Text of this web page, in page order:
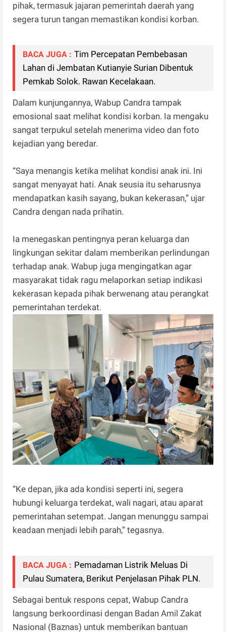
pihak, termasuk jajaran pemerintah daerah yang
segera turun tangan memastikan kondisi korban.
BACA JUGA : Tim Percepatan Pembebasan
Lahan di Jembatan Kutianyie Surian Dibentuk
Pemkab Solok. Rawan Kecelakaan.
Dalam kunjungannya, Wabup Candra tampak
emosional saat melihat kondisi korban. Ia mengaku
sangat terpukul setelah menerima video dan foto
kejadian yang beredar.
“Saya menangis ketika melihat kondisi anak ini. Ini
sangat menyayat hati. Anak seusia itu seharusnya
mendapatkan kasih sayang, bukan kekerasan,” ujar
Candra dengan nada prihatin.
Ia menegaskan pentingnya peran keluarga dan
lingkungan sekitar dalam memberikan perlindungan
terhadap anak. Wabup juga mengingatkan agar
masyarakat tidak ragu melaporkan setiap indikasi
kekerasan kepada pihak berwenang atau perangkat
pemerintahan terdekat.
“Ke depan, jika ada kondisi seperti ini, segera
hubungi keluarga terdekat, wali nagari, atau aparat
pemerintahan setempat. Jangan menunggu sampai
keadaan menjadi lebih parah,” tegasnya.
BACA JUGA : Pemadaman Listrik Meluas Di
Pulau Sumatera, Berikut Penjelasan Pihak PLN.
Sebagai bentuk respons cepat, Wabup Candra
langsung berkoordinasi dengan Badan Amil Zakat
Nasional (Baznas) untuk memberikan bantuan